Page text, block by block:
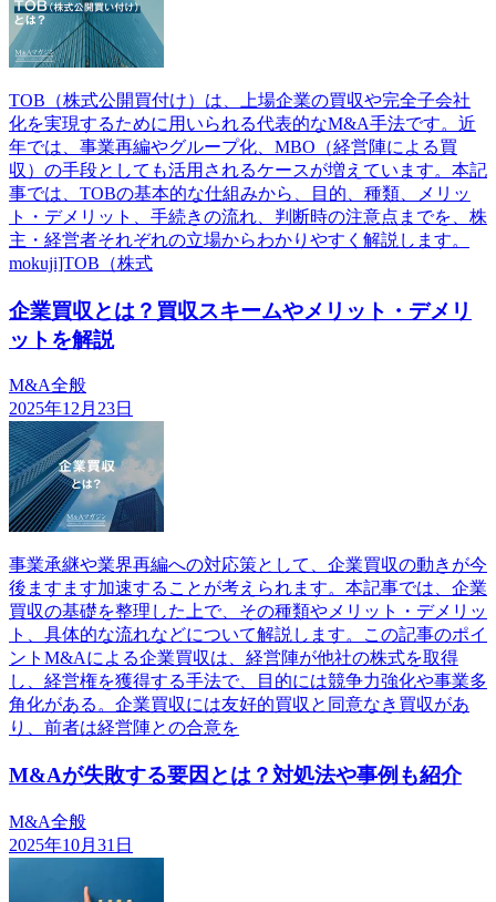
TOB（株式公開買付け）は、上場企業の買収や完全子会社
化を実現するために用いられる代表的なM&A手法です。近
年では、事業再編やグループ化、MBO（経営陣による買
収）の手段としても活用されるケースが増えています。本記
事では、TOBの基本的な仕組みから、目的、種類、メリッ
ト・デメリット、手続きの流れ、判断時の注意点までを、株
主・経営者それぞれの立場からわかりやすく解説します。
mokuji]TOB（株式
企業買収とは？買収スキームやメリット・デメリ
ットを解説
M&A全般
2025年12月23日
事業承継や業界再編への対応策として、企業買収の動きが今
後ますます加速することが考えられます。本記事では、企業
買収の基礎を整理した上で、その種類やメリット・デメリッ
ト、具体的な流れなどについて解説します。この記事のポイ
ントM&Aによる企業買収は、経営陣が他社の株式を取得
し、経営権を獲得する手法で、目的には競争力強化や事業多
角化がある。企業買収には友好的買収と同意なき買収があ
り、前者は経営陣との合意を
M&Aが失敗する要因とは？対処法や事例も紹介
M&A全般
2025年10月31日